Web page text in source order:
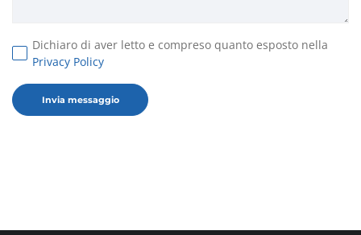
Dichiaro di aver letto e compreso quanto esposto nella
Privacy Policy